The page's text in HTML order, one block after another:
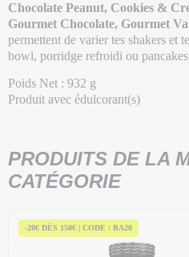
Chocolate Peanut, Cookies &
Gourmet Chocolate, Gourmet
permettent de varier tes shakers et
bowl, porridge refroidi ou
Poids Net : 932 g
Produit avec édulcorant(s)
PRODUITS DE LA
CATÉGORIE
-20€ DÈS 150€ | CODE : BA20